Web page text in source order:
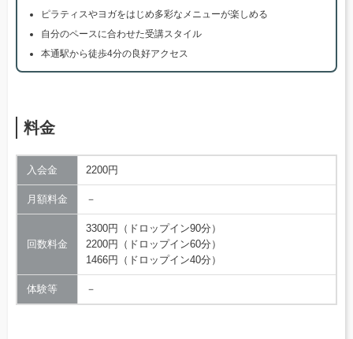
ピラティスやヨガをはじめ多彩なメニューが楽しめる
自分のペースに合わせた受講スタイル
本通駅から徒歩4分の良好アクセス
料金
入会金 2200円
月額料金 －
回数料金
3300円（ドロップイン90分）
2200円（ドロップイン60分）
1466円（ドロップイン40分）
体験等 －